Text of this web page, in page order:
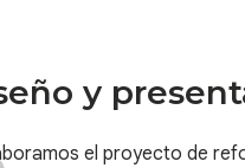
y
el proyecto de